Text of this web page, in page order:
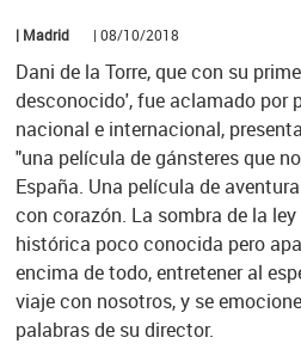
| Madrid | 08/10/2018
Dani de la Torre, que con su
desconocido', fue aclamado por
nacional e internacional,
"una película de gánsteres que
España. Una película de
con corazón. La sombra de la
histórica poco conocida pero
encima de todo, entretener al
viaje con nosotros, y se
palabras de su director.